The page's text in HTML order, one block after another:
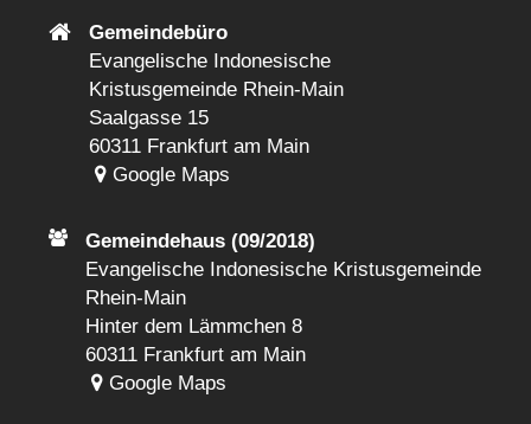
Gemeindebüro
Evangelische Indonesische
Kristusgemeinde Rhein-Main
Saalgasse 15
60311 Frankfurt am Main
Google Maps
Gemeindehaus (09/2018)
Evangelische Indonesische Kristusgemeinde
Rhein-Main
Hinter dem Lämmchen 8
60311 Frankfurt am Main
Google Maps